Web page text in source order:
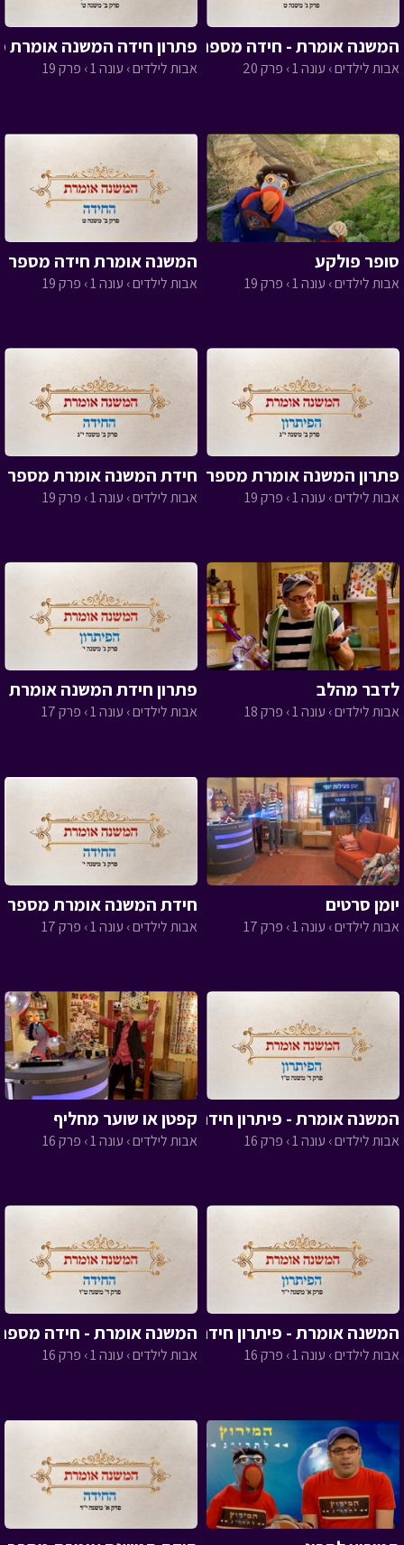
המשנה אומרת - חידה מספר 20
אבות לילדים › עונה 1 › פרק 20
פתרון חידה המשנה אומרת
אבות לילדים › עונה 1 › פרק 19
סופר פולקע
אבות לילדים › עונה 1 › פרק 19
המשנה אומרת חידה מספר 19
אבות לילדים › עונה 1 › פרק 19
פתרון המשנה אומרת מספר 18
אבות לילדים › עונה 1 › פרק 19
חידת המשנה אומרת מספר 18
אבות לילדים › עונה 1 › פרק 19
לדבר מהלב
אבות לילדים › עונה 1 › פרק 18
פתרון חידת המשנה אומרת 17
אבות לילדים › עונה 1 › פרק 17
יומן סרטים
אבות לילדים › עונה 1 › פרק 17
חידת המשנה אומרת מספר 17
אבות לילדים › עונה 1 › פרק 17
המשנה אומרת - פיתרון חידה 16
אבות לילדים › עונה 1 › פרק 16
קפטן או שוער מחליף
אבות לילדים › עונה 1 › פרק 16
המשנה אומרת - פיתרון חידה 15
אבות לילדים › עונה 1 › פרק 16
המשנה אומרת - חידה מספר
אבות לילדים › עונה 1 › פרק 16